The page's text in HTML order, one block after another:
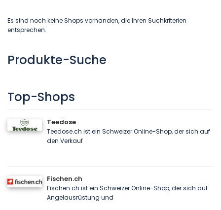
Es sind noch keine Shops vorhanden, die Ihren Suchkriterien
entsprechen.
Produkte-Suche
Top-Shops
Teedose
Teedose.ch ist ein Schweizer Online-Shop, der sich auf
den Verkauf
Fischen.ch
Fischen.ch ist ein Schweizer Online-Shop, der sich auf
Angelausrüstung und